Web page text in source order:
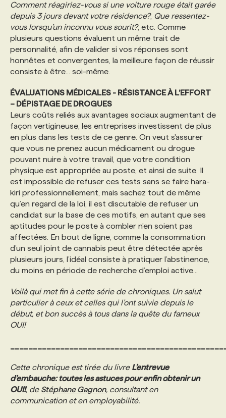
Comment réagiriez-vous si une voiture rouge était garée
depuis 3 jours devant votre résidence?, Que ressentez-
vous lorsqu’un inconnu vous sourit?, etc. Comme
plusieurs questions évaluent un même trait de
personnalité, afin de valider si vos réponses sont
honnêtes et convergentes, la meilleure façon de réussir
consiste à être... soi-même.
ÉVALUATIONS MÉDICALES - RÉSISTANCE À L’EFFORT
– DÉPISTAGE DE DROGUES
Leurs coûts reliés aux avantages sociaux augmentant de
façon vertigineuse, les entreprises investissent de plus
en plus dans les tests de ce genre. On veut s'assurer
que vous ne prenez aucun médicament ou drogue
pouvant nuire à votre travail, que votre condition
physique est appropriée au poste, et ainsi de suite. Il
est impossible de refuser ces tests sans se faire hara-
kiri professionnellement, mais sachez tout de même
qu’en regard de la loi, il est discutable de refuser un
candidat sur la base de ces motifs, en autant que ses
aptitudes pour le poste à combler n’en soient pas
affectées. En bout de ligne, comme la consommation
d’un seul joint de cannabis peut être détectée après
plusieurs jours, l’idéal consiste à pratiquer l’abstinence,
du moins en période de recherche d’emploi active...
Voilà qui met fin à cette série de chroniques. Un salut
particulier à ceux et celles qui l’ont suivie depuis le
début, et bon succès à tous dans la quête du fameux
OUI!
Cette chronique est tirée du livre L’entrevue
d’embauche: toutes les astuces pour enfin obtenir un
OUI!, de Stéphane Gagnon, consultant en
communication et en employabilité.